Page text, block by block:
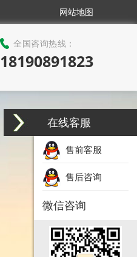
网站地图
全国咨询热线：
18190891823
在线客服
售前客服
售后咨询
微信咨询